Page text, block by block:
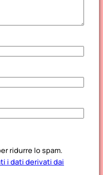
ridurre lo spam.
i dati derivati dai